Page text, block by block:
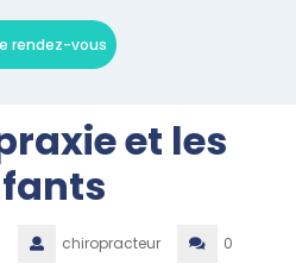
rendez-vous
et les
chiropracteur
0